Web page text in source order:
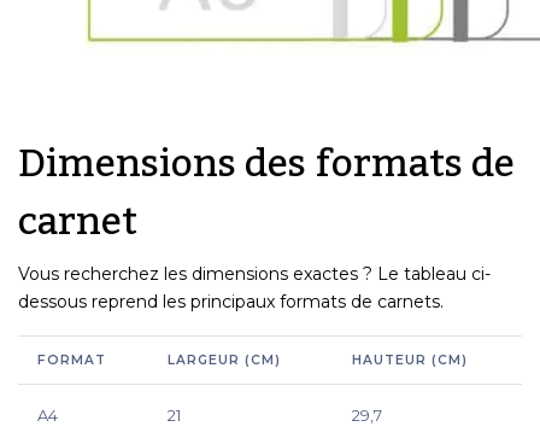
Dimensions des formats de
carnet
Vous recherchez les dimensions exactes ? Le tableau ci-
dessous reprend les principaux formats de carnets.
FORMAT LARGEUR (CM) HAUTEUR (CM)
A4 21 29,7